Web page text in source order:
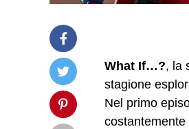
What If…?, la
stagione
Nel primo
costantemente